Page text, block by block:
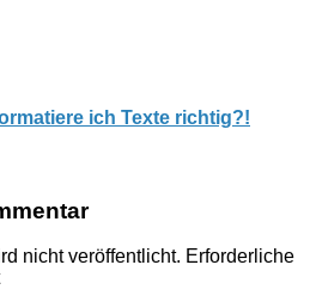
ich Texte richtig?!
nicht veröffentlicht. Erforderliche